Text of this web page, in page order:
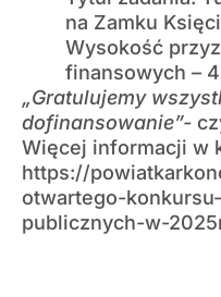
na Zamku
Wysokość
finansowych –
„Gratulujemy
dofinansowanie”-
Więcej informacji w
https://
otwartego-
publicznych-w-